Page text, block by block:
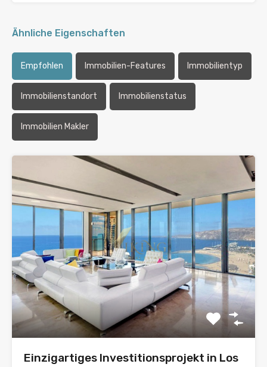
Ähnliche Eigenschaften
Empfohlen Immobilien-Features Immobilientyp
Immobilienstandort Immobilienstatus
Immobilien Makler
Einzigartiges Investitionsprojekt in Los